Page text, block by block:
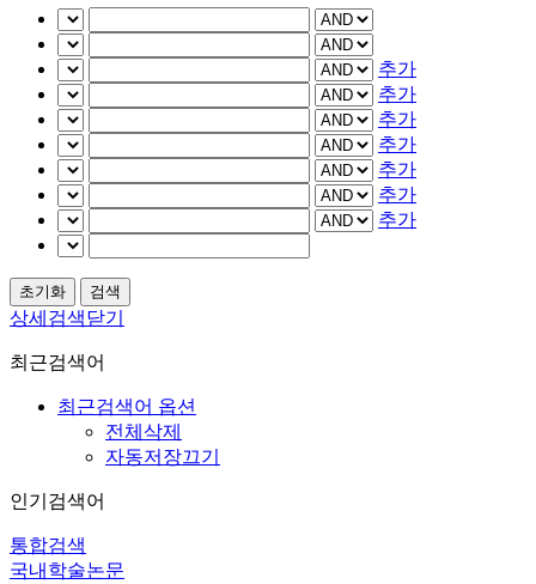
추가
추가
추가
추가
추가
추가
추가
상세검색닫기
최근검색어
최근검색어 옵션
전체삭제
자동저장끄기
인기검색어
통합검색
국내학술논문